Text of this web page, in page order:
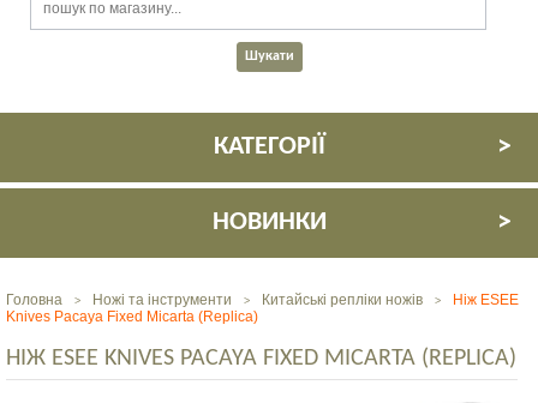
КАТЕГОРІЇ
НОВИНКИ
Головна > Ножі та інструменти > Китайські репліки ножів >
Ніж ESEE
Knives Pacaya Fixed Micarta (Replica)
НІЖ ESEE KNIVES PACAYA FIXED MICARTA (REPLICA)